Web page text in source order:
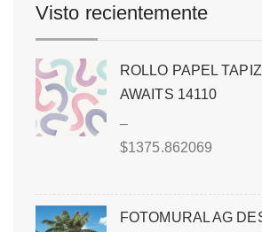
Visto recientemente
ROLLO PAPEL
AWAITS 14110
–
$1375.862069
FOTOMURAL AG